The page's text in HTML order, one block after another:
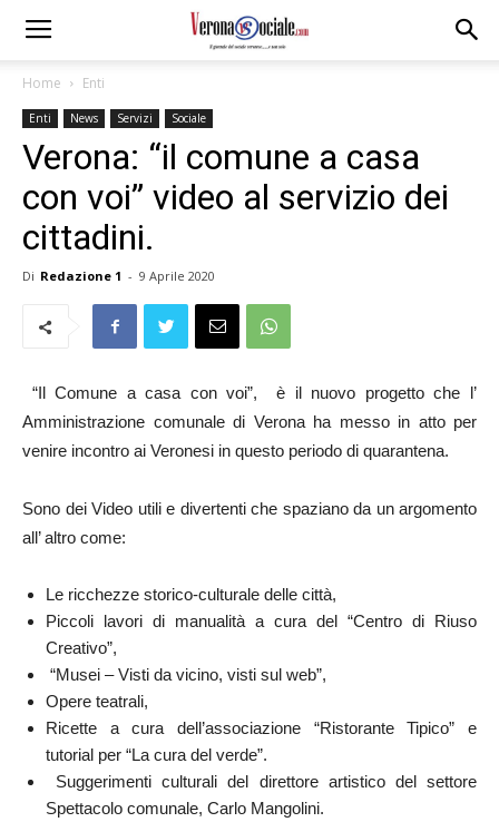
Home Enti
Enti News Servizi Sociale
Verona: “il comune a casa
con voi” video al servizio dei
cittadini.
Di Redazione 1 - 9 Aprile 2020
“Il Comune a casa con voi”, è il nuovo progetto che l’
Amministrazione comunale di Verona ha messo in atto per
venire incontro ai Veronesi in questo periodo di quarantena.
Sono dei Video utili e divertenti che spaziano da un argomento
all’ altro come:
Le ricchezze storico-culturale delle città,
Piccoli lavori di manualità a cura del “Centro di Riuso
Creativo”,
“Musei – Visti da vicino, visti sul web”,
Opere teatrali,
Ricette a cura dell’associazione “Ristorante Tipico” e
tutorial per “La cura del verde”.
Suggerimenti culturali del direttore artistico del settore
Spettacolo comunale, Carlo Mangolini.